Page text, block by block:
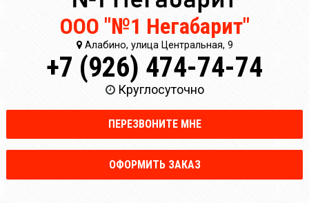
ООО "№1 Негабарит"
Алабино, улица Центральная, 9
+7 (926) 474-74-74
Круглосуточно
ПЕРЕЗВОНИТЕ МНЕ
ОФОРМИТЬ ЗАКАЗ